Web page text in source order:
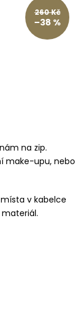
260 Kč
–38 %
na zip.
make-upu, nebo
v kabelce